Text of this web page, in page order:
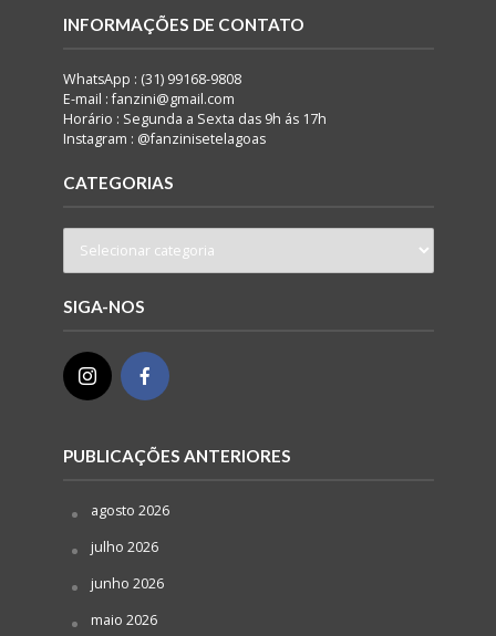
INFORMAÇÕES DE CONTATO
WhatsApp : (31) 99168-9808
E-mail : fanzini@gmail.com
Horário : Segunda a Sexta das 9h ás 17h
Instagram : @fanzinisetelagoas
CATEGORIAS
SIGA-NOS
PUBLICAÇÕES ANTERIORES
agosto 2026
julho 2026
junho 2026
maio 2026